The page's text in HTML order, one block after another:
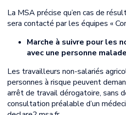
La MSA précise qu’en cas de
sera contacté par les équipes «
Marche à suivre pour les
avec une personne malade
Les travailleurs non-salariés
personnes à risque peuvent
arrêt de travail dérogatoire, sans
consultation préalable d’un